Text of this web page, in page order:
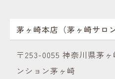
茅ヶ崎本店（茅ヶ崎サロン
〒253-0055 神奈川県茅
ンション茅ヶ崎